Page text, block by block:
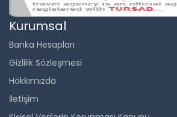
Kurumsal
Banka Hesapları
Gizlilik Sözleşmesi
Hakkımızda
İletişim